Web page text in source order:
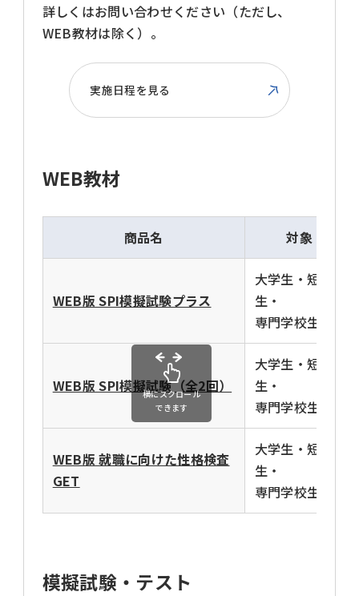
詳しくはお問い合わせください（ただし、
WEB教材は除く）。
実施日程を見る
WEB教材
商品名 対象
WEB版 SPI模擬試験プラス
大学生・短大
生・
専門学校生
WEB版 SPI模擬試験（全2回）
大学生・短大
生・
専門学校生
WEB版 就職に向けた性格検査
GET
大学生・短大
生・
専門学校生
横にスクロール
できます
模擬試験・テスト